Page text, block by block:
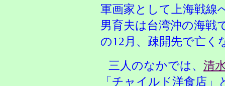
軍画家として上海戦線
男育夫は台湾沖の海戦
の12月、疎開先で亡く
三人 のなかでは、 清
「チャイルド洋食店